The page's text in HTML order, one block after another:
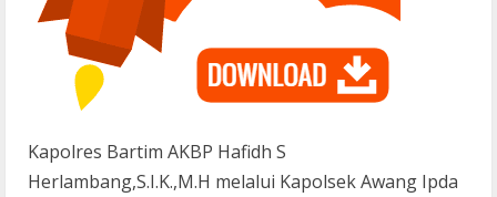
Kapolres Bartim AKBP Hafidh S
Herlambang,S.I.K.,M.H melalui Kapolsek Awang Ipda